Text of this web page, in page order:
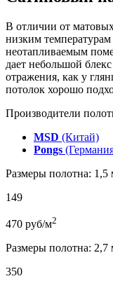
В отличии от
низким
неотапливаемым
дает небольшой
отражения, как у
потолок хорошо
Производители
MSD (Китай)
Pongs
Размеры полотна:
149
470 руб/м2
Размеры полотна: 2,7
350